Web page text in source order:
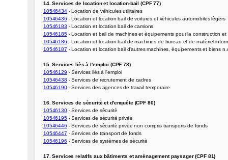
14. Services de location et location-bail (CPF 77)
10546434
- Location de vèhicules utilitaires
10546436
- Location et location bail de voitures et vèhicules automobiles lègers
10546183
10546185
10546186
10546187 - Location et location bail d'autres machines, èquipements et biens
15. Services liès à l'emploi (CPF 78)
10546129
10546438
- Services de recrutement de cadres
10546190 - Services des agences de travail temporaire
16. Services de sècuritè et d'enquête (CPF 80)
10546130
10546195
10546446
10546447
10546196 - Services de systèmes de sècuritè
17. Services relatifs aux bâtiments et amènagement paysager (CPF 81)